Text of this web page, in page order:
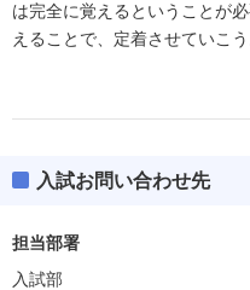
は完全に覚えるということが
えることで、定着させていこう
入試お問い合わせ先
担当部署
入試部